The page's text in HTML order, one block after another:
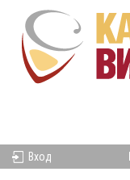
Вход